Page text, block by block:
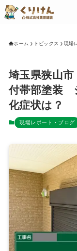
ホーム トピックス 現場
埼玉県狭山
付帯部塗装
化症状は？
現場レポート・ブログ